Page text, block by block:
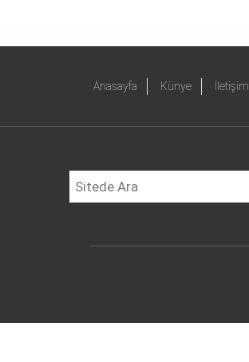
Anasayfa Künye İletişim